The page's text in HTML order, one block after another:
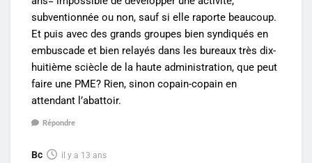
subventionnée ou non, sauf si elle raporte beaucoup.
Et puis avec des grands groupes bien syndiqués en
embuscade et bien relayés dans les bureaux très dix-
huitième sciècle de la haute administration, que peut
faire une PME? Rien, sinon copain-copain en
attendant l’abattoir.
Répondre
Bc il y a 13 ans